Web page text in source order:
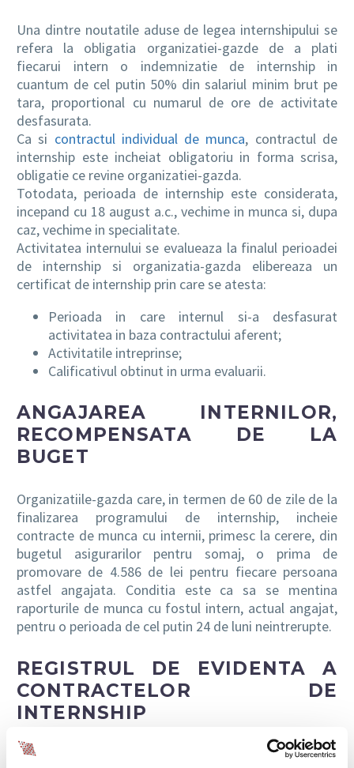
Una dintre noutatile aduse de legea internshipului se
refera la obligatia organizatiei-gazde de a plati
fiecarui intern o indemnizatie de internship in
cuantum de cel putin 50% din salariul minim brut pe
tara, proportional cu numarul de ore de activitate
desfasurata.
Ca si contractul individual de munca, contractul de
internship este incheiat obligatoriu in forma scrisa,
obligatie ce revine organizatiei-gazda.
Totodata, perioada de internship este considerata,
incepand cu 18 august a.c., vechime in munca si, dupa
caz, vechime in specialitate.
Activitatea internului se evalueaza la finalul perioadei
de internship si organizatia-gazda elibereaza un
certificat de internship prin care se atesta:
Perioada in care internul si-a desfasurat
activitatea in baza contractului aferent;
Activitatile intreprinse;
Calificativul obtinut in urma evaluarii.
ANGAJAREA INTERNILOR,
RECOMPENSATA DE LA
BUGET
Organizatiile-gazda care, in termen de 60 de zile de la
finalizarea programului de internship, incheie
contracte de munca cu internii, primesc la cerere, din
bugetul asigurarilor pentru somaj, o prima de
promovare de 4.586 de lei pentru fiecare persoana
astfel angajata. Conditia este ca sa se mentina
raporturile de munca cu fostul intern, actual angajat,
pentru o perioada de cel putin 24 de luni neintrerupte.
REGISTRUL DE EVIDENTA A
CONTRACTELOR DE
INTERNSHIP
Asa cum contractele de munca se inregistreaza in